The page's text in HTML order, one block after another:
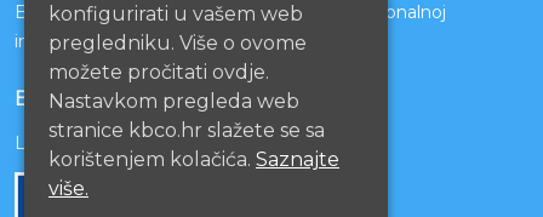
Bolnice s kojima je potpisan ugovor o funkcionalnoj
integraciji
EU PROJEKTI
Lista projekata
konfigurirati u vašem web
pregledniku. Više o ovome
možete pročitati ovdje.
Nastavkom pregleda web
stranice kbco.hr slažete se sa
korištenjem kolačića. Saznajte
više.